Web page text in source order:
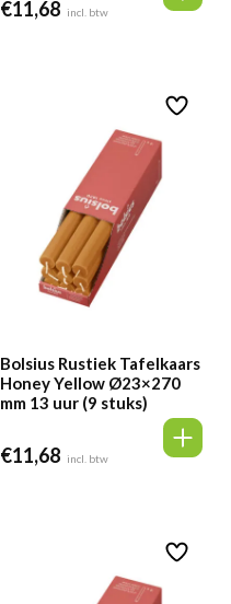
€11,68 incl. btw
Bolsius Rustiek Tafelkaars
Honey Yellow Ø23×270
mm 13 uur (9 stuks)
€11,68 incl. btw